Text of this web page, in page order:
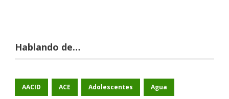
Hablando de…
AACID ACE Adolescentes Agua